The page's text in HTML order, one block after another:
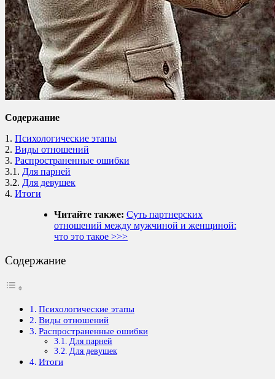
Содержание
1. Психологические этапы
2. Виды отношений
3. Распространенные ошибки
3.1. Для парней
3.2. Для девушек
4. Итоги
Читайте также: Суть партнерских
отношений между мужчиной и женщиной:
что это такое >>>
Содержание
Психологические этапы
Виды отношений
Распространенные ошибки
Для парней
Для девушек
Итоги